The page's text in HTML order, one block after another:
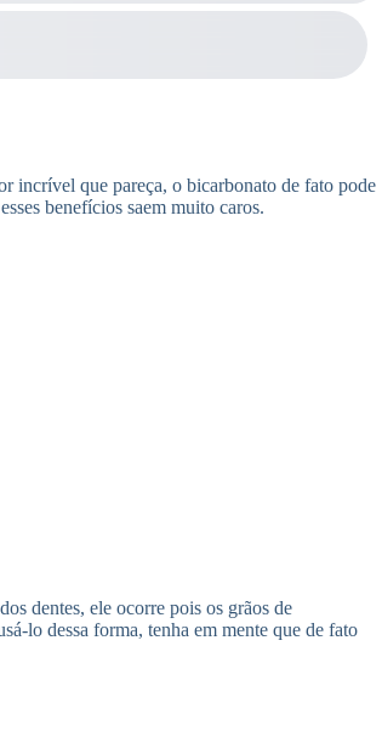
incrível que pareça, o bicarbonato de fato pode
benefícios saem muito caros.
dentes, ele ocorre pois os grãos de
lo dessa forma, tenha em mente que de fato